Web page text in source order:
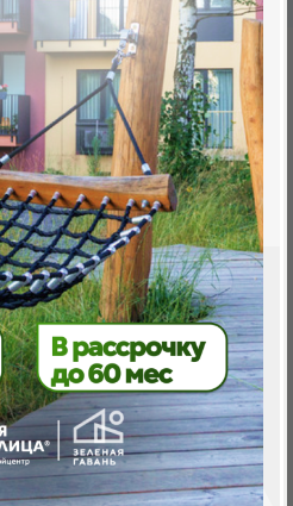
квартал
Жореса Алфёрова
566 м